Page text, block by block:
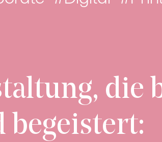
die
begeistert: